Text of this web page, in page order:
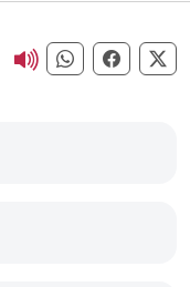
Compartir